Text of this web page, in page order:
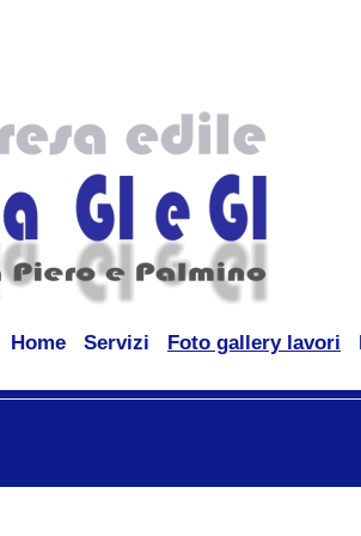
Home Servizi Foto gallery lavori